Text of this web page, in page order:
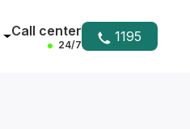
Call center
24/7 1195